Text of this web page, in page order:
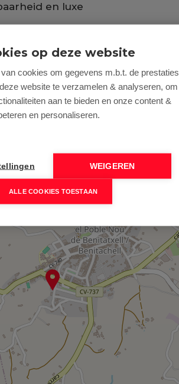
en luxe
op deze website
cookies om gegevens m.b.t. de prestaties
website te verzamelen & analyseren, om
aan te bieden en onze content &
en personaliseren.
WEIGEREN
ALLE COOKIES TOESTAAN